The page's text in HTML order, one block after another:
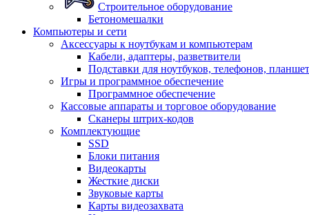
Строительное оборудование
Бетономешалки
Компьютеры и сети
Аксессуары к ноутбукам и компьютерам
Кабели, адаптеры, разветвители
Подставки для ноутбуков, телефонов,
Игры и программное обеспечение
Программное обеспечение
Кассовые аппараты и торговое оборудование
Сканеры штрих-кодов
Комплектующие
SSD
Блоки питания
Видеокарты
Жесткие диски
Звуковые карты
Карты видеозахвата